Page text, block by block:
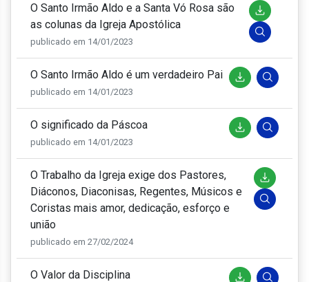
O Santo Irmão Aldo e a Santa Vó Rosa são
as colunas da Igreja Apostólica
publicado em 14/01/2023
O Santo Irmão Aldo é um verdadeiro Pai
publicado em 14/01/2023
O significado da Páscoa
publicado em 14/01/2023
O Trabalho da Igreja exige dos Pastores,
Diáconos, Diaconisas, Regentes, Músicos e
Coristas mais amor, dedicação, esforço e
união
publicado em 27/02/2024
O Valor da Disciplina